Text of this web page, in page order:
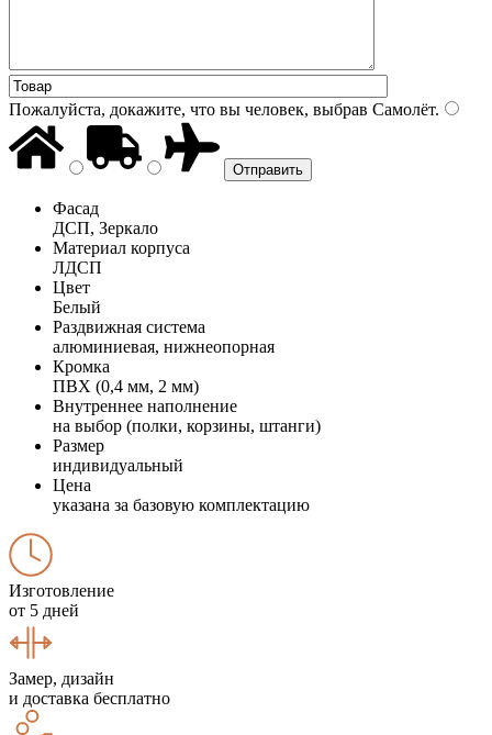
Пожалуйста, докажите, что вы человек, выбрав Самолёт.
Фасад
ДСП, Зеркало
Материал корпуса
ЛДСП
Цвет
Белый
Раздвижная система
алюминиевая, нижнеопорная
Кромка
ПВХ (0,4 мм, 2 мм)
Внутреннее наполнение
на выбор (полки, корзины, штанги)
Размер
индивидуальный
Цена
указана за базовую комплектацию
Изготовление
от 5 дней
Замер, дизайн
и доставка бесплатно